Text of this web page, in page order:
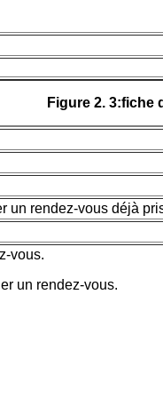
Figure 2. 3:fiche
un rendez-vous déjà
vous.
un rendez-vous.